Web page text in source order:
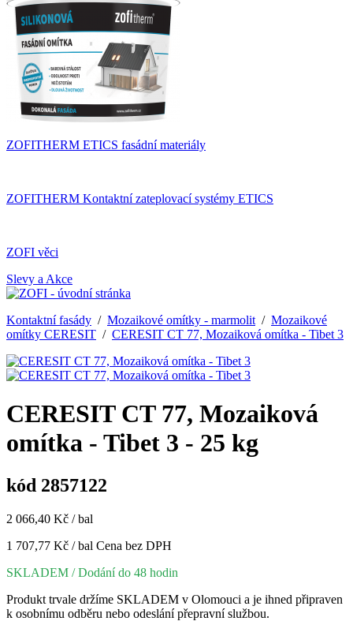
ZOFITHERM ETICS fasádní materiály
ZOFITHERM Kontaktní zateplovací systémy ETICS
ZOFI věci
Slevy a Akce
Kontaktní fasády / Mozaikové omítky - marmolit / Mozaikové
omítky CERESIT / CERESIT CT 77, Mozaiková omítka - Tibet 3
CERESIT CT 77, Mozaiková
omítka - Tibet 3 - 25 kg
kód 2857122
2 066,40 Kč / bal
1 707,77 Kč / bal Cena bez DPH
SKLADEM / Dodání do 48 hodin
Produkt trvale držíme SKLADEM v Olomouci a je ihned připraven
k osobnímu odběru nebo odeslání přepravní službou.